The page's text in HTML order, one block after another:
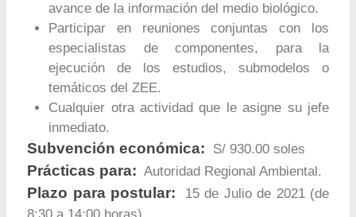
avance de la información del medio biológico.
Participar en reuniones conjuntas con los
especialistas de componentes, para la
ejecución de los estudios, submodelos o
temáticos del ZEE.
Cualquier otra actividad que le asigne su jefe
inmediato.
Subvención económica: S/ 930.00 soles
Prácticas para: Autoridad Regional Ambiental.
Plazo para postular:
15 de Julio de 2021 (de